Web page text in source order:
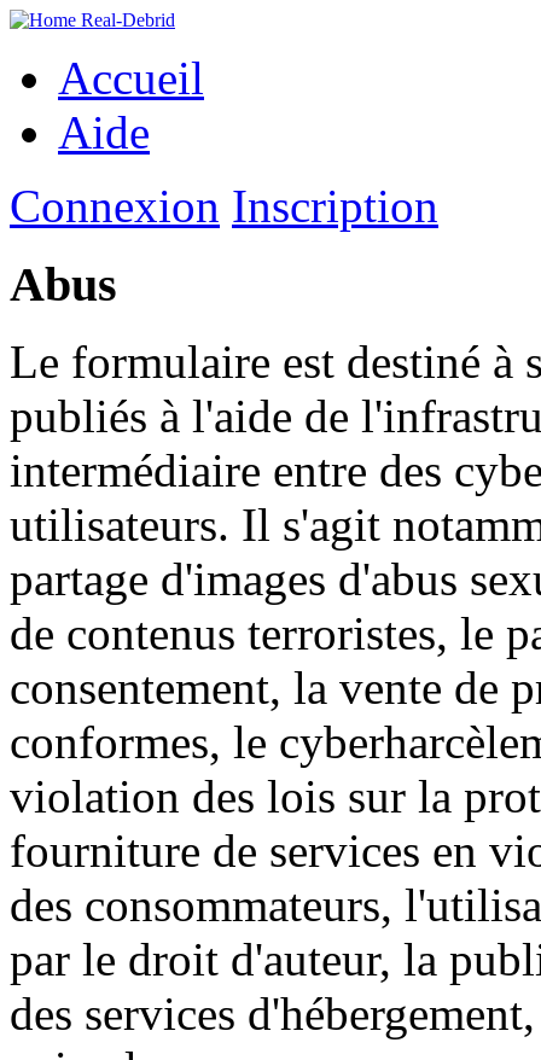
Accueil
Aide
Connexion Inscription
Abus
Le formulaire est destiné à
publiés à l'aide de
intermédiaire entre des
utilisateurs. Il s'agit
partage d'images d'abus
de contenus terroristes, le
consentement, la vente de
conformes, le
violation des lois sur la
fourniture de services en
des consommateurs,
par le droit d'auteur, la
des services